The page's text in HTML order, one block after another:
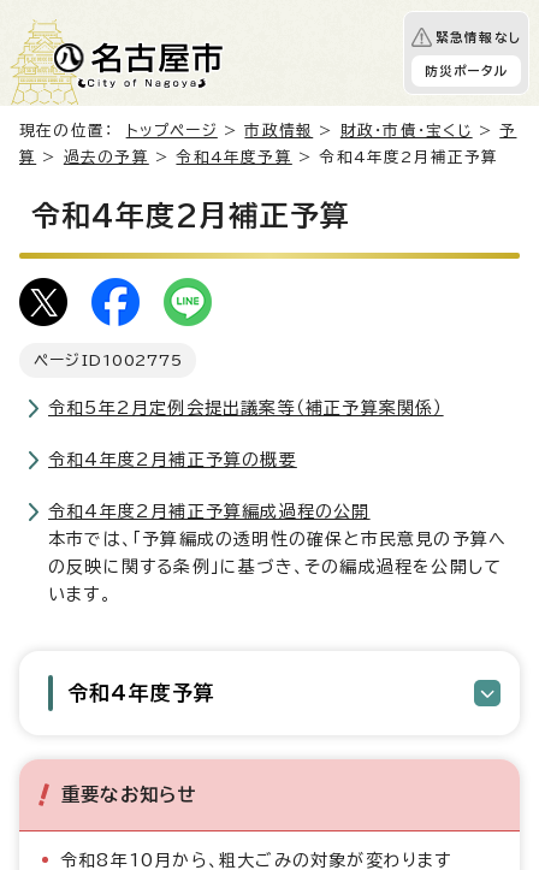
緊急情報なし
防災ポータル
現在の位置： トップページ >市政情報 > 財政・市債・宝くじ >予
算
> 過去の予算 >令和4年度予算 > 令和4年度2月補正予算
令和4年度2月補正予算
ページID 1002775
令和5年2月定例会提出議案等（補正予算案関係）
令和4年度2月補正予算の概要
令和4年度2月補正予算編成過程の公開
本市では、「予算編成の透明性の確保と市民意見の予算へ
の反映に関する条例」に基づき、その編成過程を公開して
います。
令和4年度予算
重要なお知らせ
令和8年10月から、粗大ごみの対象が変わります